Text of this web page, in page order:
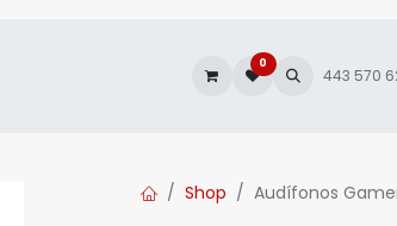
0
443 570
Shop Audífonos